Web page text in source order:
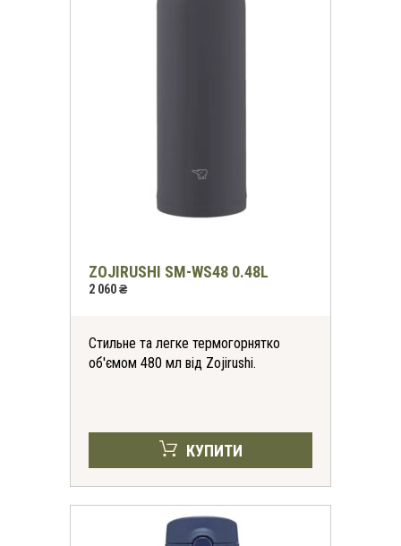
ZOJIRUSHI SM-WS48 0.48L
2 060 ₴
Стильне та легке термогорнятко
об'ємом 480 мл від Zojirushi.
КУПИТИ